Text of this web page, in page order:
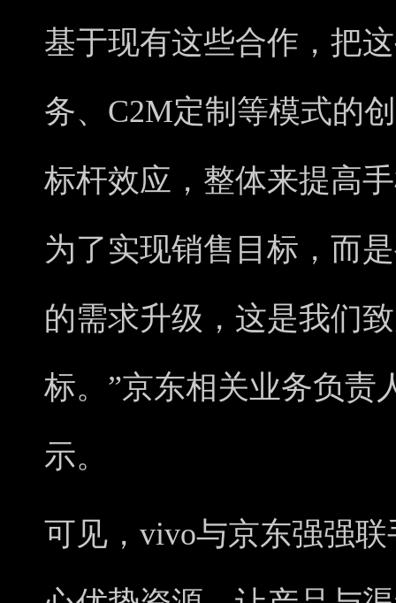
基于现有这些合作，把
务、C2M定制等模式的
标杆效应，整体来提高
为了实现销售目标，而
的需求升级，这是我们
标。”京东相关业务负责
示。
可见，vivo与京东强强